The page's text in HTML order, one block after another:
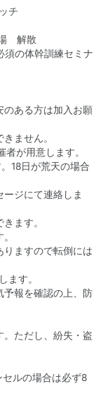
チ
解散
の体幹訓練セミナ
のある方は加入お願
ません。
者が用意します。
18日が荒天の場合
ジにて連絡しま
ます。
りますので転倒には
ます。
予報を確認の上、防
。ただし、紛失・盗
ルの場合は必ず8